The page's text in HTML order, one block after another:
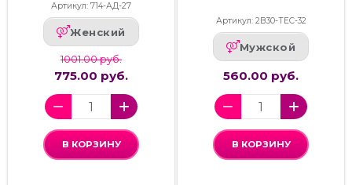
Артикул: 714-АД-27
Женский
1001.00 руб.
775.00 руб.
В КОРЗИНУ
Артикул: 2В30-ТЕС-32
Мужской
560.00 руб.
В КОРЗИНУ